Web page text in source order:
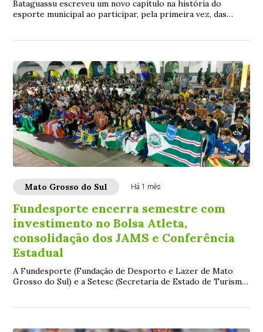
Bataguassu escreveu um novo capítulo na história do
esporte municipal ao participar, pela primeira vez, das
Mato Grosso do Sul Há 1 mês
Fundesporte encerra semestre com
investimento no Bolsa Atleta,
consolidação dos JAMS e Conferência
Estadual
A Fundesporte (Fundação de Desporto e Lazer de Mato
Grosso do Sul) e a Setesc (Secretaria de Estado de Turismo,